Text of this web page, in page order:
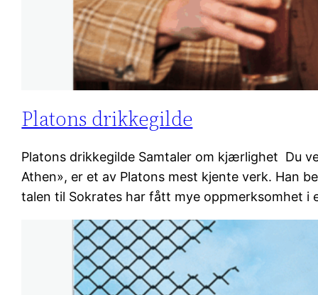
Platons drikkegilde
Platons drikkegilde Samtaler om kjærlighet Du
Athen», er et av Platons mest kjente verk. Han
talen til Sokrates har fått mye oppmerksomhet